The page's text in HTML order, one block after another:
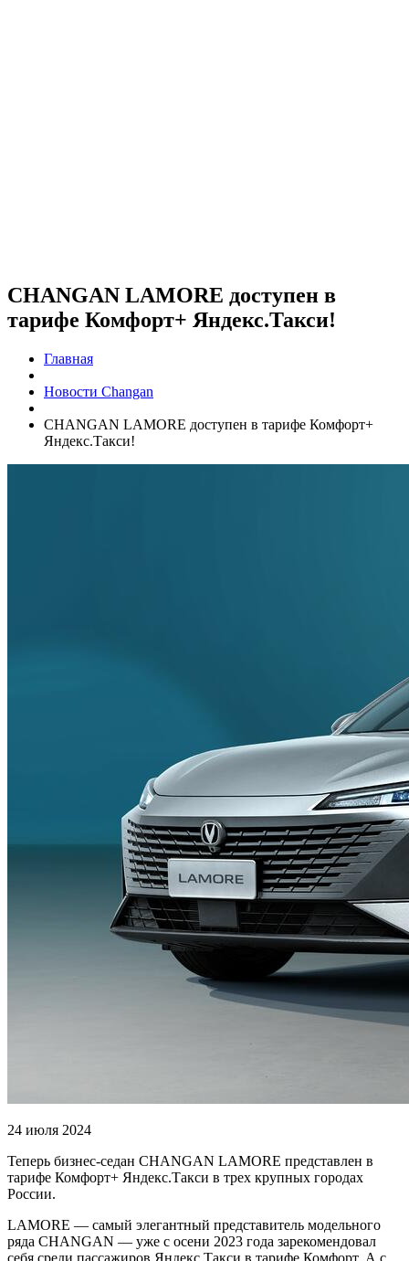
CHANGAN LAMORE доступен в
тарифе Комфорт+ Яндекс.Такси!
Главная
Новости Changan
CHANGAN LAMORE доступен в тарифе Комфорт+
Яндекс.Такси!
24 июля 2024
Теперь бизнес-седан CHANGAN LAMORE представлен в
тарифе Комфорт+ Яндекс.Такси в трех крупных городах
России.
LAMORE — самый элегантный представитель модельного
ряда CHANGAN — уже с осени 2023 года зарекомендовал
себя среди пассажиров Яндекс.Такси в тарифе Комфорт. А с